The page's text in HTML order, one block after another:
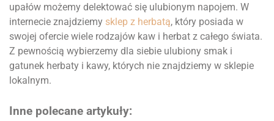
upałów możemy delektować się ulubionym napojem. W
internecie znajdziemy sklep z herbatą, który posiada w
swojej ofercie wiele rodzajów kaw i herbat z całego świata.
Z pewnością wybierzemy dla siebie ulubiony smak i
gatunek herbaty i kawy, których nie znajdziemy w sklepie
lokalnym.
Inne polecane artykuły: